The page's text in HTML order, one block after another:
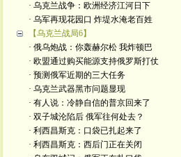
· 乌克兰战争：欧洲经济江河日下
· 乌军再现花园口 炸堤水淹老百姓
【乌克兰战局6】
· 俄乌炮战：你轰赫尔松 我炸顿巴
· 欧盟通过购买能源支持俄罗斯打仗
· 预测俄军近期的三大任务
· 乌克兰武器黑市问题显现
· 有人说：冷静自信的普京回来了
· 双子城沦陷后 俄军往何处去？
· 利西昌斯克：口袋已扎起来了
· 利西昌斯克：西后门正在关闭